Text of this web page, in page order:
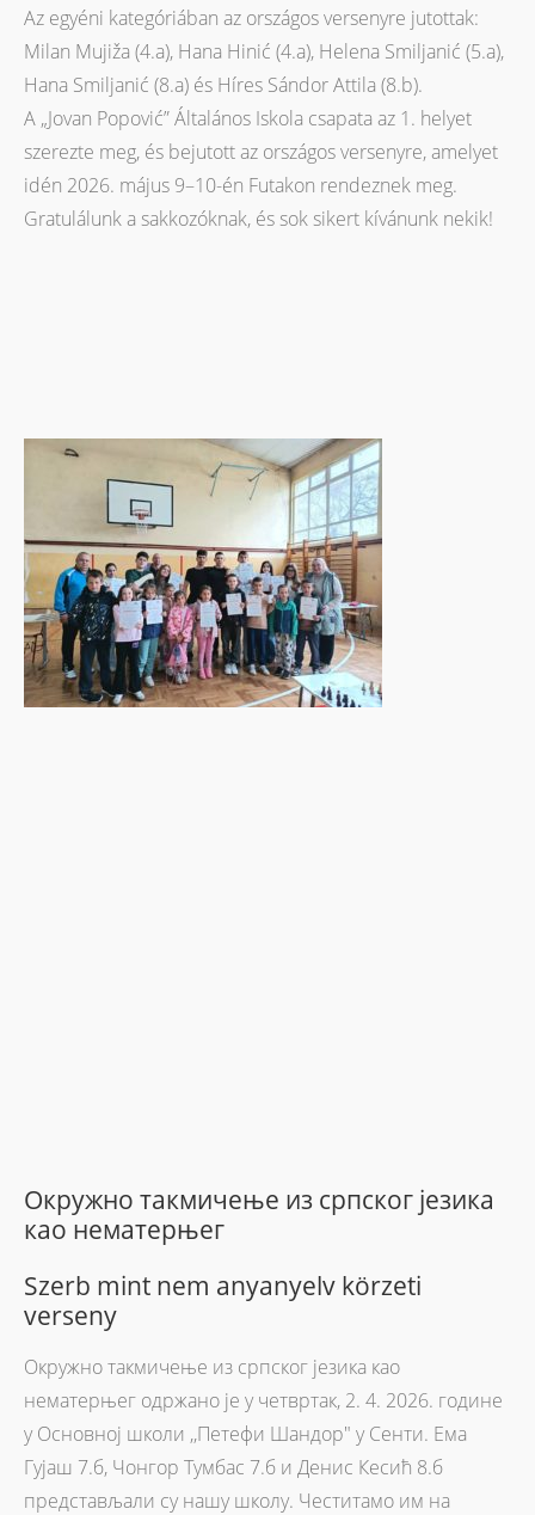
Az egyéni kategóriában az országos versenyre jutottak:
Milan Mujiža (4.a), Hana Hinić (4.a), Helena Smiljanić (5.a),
Hana Smiljanić (8.a) és Híres Sándor Attila (8.b).
A „Jovan Popović” Általános Iskola csapata az 1. helyet
szerezte meg, és bejutott az országos versenyre, amelyet
idén 2026. május 9–10-én Futakon rendeznek meg.
Gratulálunk a sakkozóknak, és sok sikert kívánunk nekik!
Окружно такмичење из српског језика
као нематерњег
Szerb mint nem anyanyelv körzeti
verseny
Окружно такмичење из српског језика као
нематерњег одржано је у четвртак, 2. 4. 2026. године
у Основној школи ,,Петефи Шандор" у Сенти. Ема
Гујаш 7.б, Чонгор Тумбас 7.б и Денис Кесић 8.б
представљали су нашу школу. Честитамо им на